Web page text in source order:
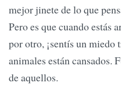
mejor jinete de lo que
Pero es que cuando estás
por otro, ¡sentís un miedo
animales están cansados.
de aquellos.